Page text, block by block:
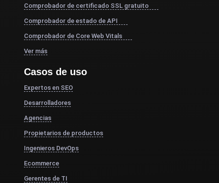
Comprobador de certificado SSL gratuito
Comprobador de estado de API
Comprobador de Core Web Vitals
Ver más
Casos de uso
Expertos en SEO
Desarrolladores
Agencias
Propietarios de productos
Ingenieros DevOps
Ecommerce
Gerentes de TI